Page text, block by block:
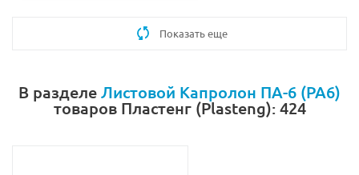
Показать еще
В разделеЛистовой Капролон ПА-6 (PA6)
товаров Пластенг (Plasteng): 424